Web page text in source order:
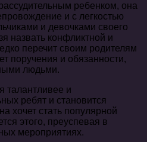
ребенком, она
и с легкостью
и девочками своего
назвать конфликтной и
перечит своим родителям
поручения и обязанности,
людьми.
талантливее и
ребят и становится
хочет стать популярной
этого, преуспевая в
мероприятиях.